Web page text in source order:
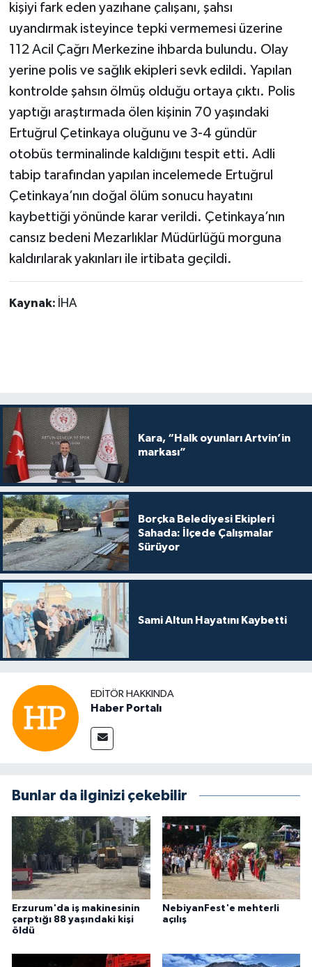
kişiyi fark eden yazıhane çalışanı, şahsı
uyandırmak isteyince tepki vermemesi üzerine
112 Acil Çağrı Merkezine ihbarda bulundu. Olay
yerine polis ve sağlık ekipleri sevk edildi. Yapılan
kontrolde şahsın ölmüş olduğu ortaya çıktı. Polis
yaptığı araştırmada ölen kişinin 70 yaşındaki
Ertuğrul Çetinkaya oluğunu ve 3-4 gündür
otobüs terminalinde kaldığını tespit etti. Adli
tabip tarafından yapılan incelemede Ertuğrul
Çetinkaya’nın doğal ölüm sonucu hayatını
kaybettiği yönünde karar verildi. Çetinkaya’nın
cansız bedeni Mezarlıklar Müdürlüğü morguna
kaldırılarak yakınları ile irtibata geçildi.
Kaynak: İHA
Kara, “Halk oyunları Artvin’in
markası”
Borçka Belediyesi Ekipleri
Sahada: İlçede Çalışmalar
Sürüyor
Sami Altun Hayatını Kaybetti
EDITÖR HAKKINDA
Haber Portalı
Bunlar da ilginizi çekebilir
Erzurum'da iş makinesinin
çarptığı 88 yaşındaki kişi
öldü
NebiyanFest'e mehterli
açılış